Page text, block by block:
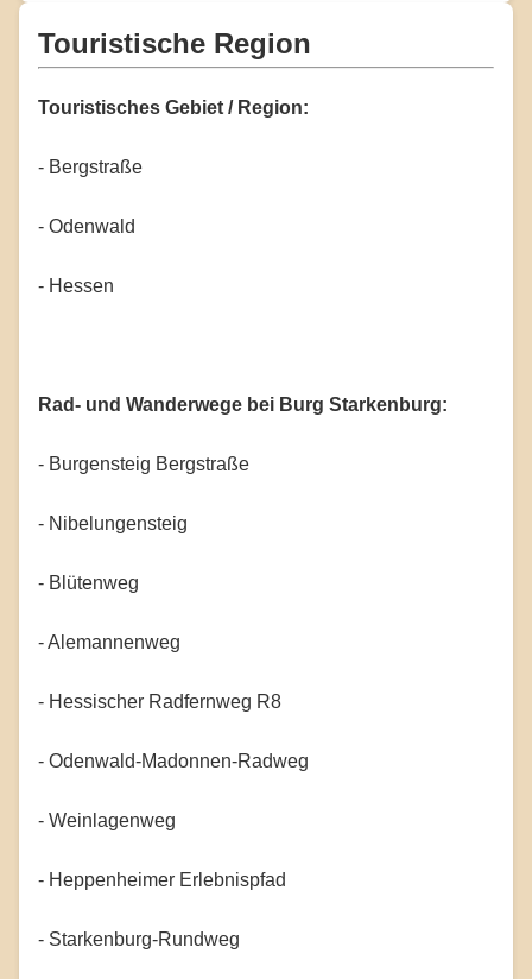
Touristische Region
Touristisches Gebiet / Region:
- Bergstraße
- Odenwald
- Hessen
Rad- und Wanderwege bei Burg Starkenburg:
- Burgensteig Bergstraße
- Nibelungensteig
- Blütenweg
- Alemannenweg
- Hessischer Radfernweg R8
- Odenwald-Madonnen-Radweg
- Weinlagenweg
- Heppenheimer Erlebnispfad
- Starkenburg-Rundweg